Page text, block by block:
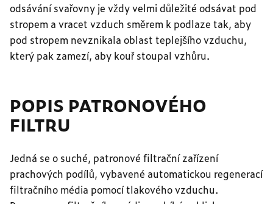
odsávání svařovny je vždy velmi důležité odsávat pod
stropem a vracet vzduch směrem k podlaze tak, aby
pod stropem nevznikala oblast teplejšího vzduchu,
který pak zamezí, aby kouř stoupal vzhůru.
POPIS PATRONOVÉHO
FILTRU
Jedná se o suché, patronové filtrační zařízení
prachových podílů, vybavené automatickou regenerací
filtračního média pomocí tlakového vzduchu.